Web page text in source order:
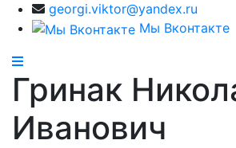
georgi.viktor@yandex.ru
Мы Вконтакте
Гринак
Иванович